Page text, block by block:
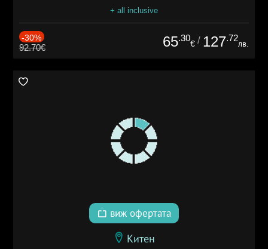
+ all inclusive
-30%
92.70€ 65.30
€ / 127.72
лв.
виж офертата
Китен